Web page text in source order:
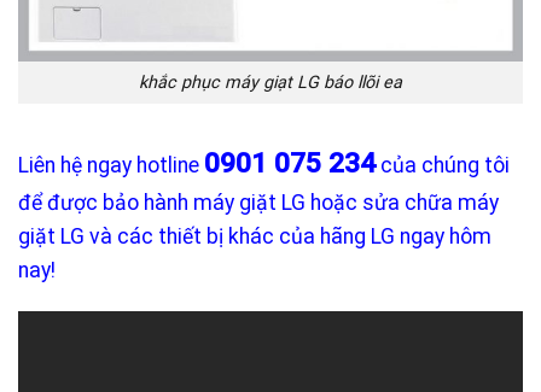
khắc phục máy giạt LG báo llõi ea
Liên hệ ngay hotline 0901 075 234của chúng tôi
để được bảo hành máy giặt LG hoặc sửa chữa máy
giặt LG và các thiết bị khác của hãng LG ngay hôm
nay!